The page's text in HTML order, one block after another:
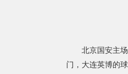
北京国安主场3
门，大连英博的